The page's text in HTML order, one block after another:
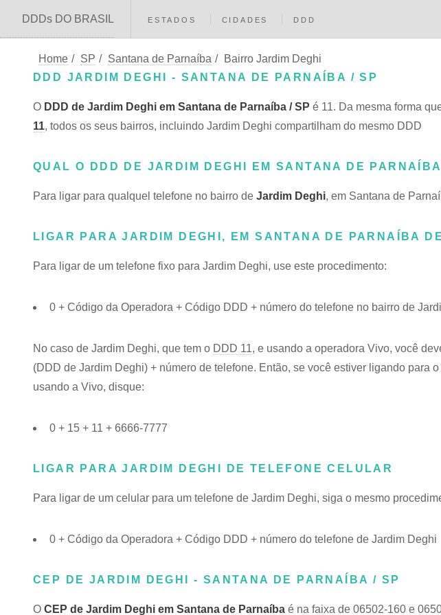
DDDs DO BRASIL ESTADOS CIDADES DDD
Home / SP / Santana de Parnaíba /
Bairro Jardim Deghi
DDD JARDIM DEGHI - SANTANA DE PARNAÍBA / SP
O DDD de Jardim Deghi em Santana de Parnaíba / SP é 11. Da mesma forma
11, todos os seus bairros, incluindo Jardim Deghi compartilham do mesmo DDD
QUAL O DDD DE JARDIM DEGHI EM SANTANA DE
Para ligar para qualquel telefone no bairro de Jardim Deghi, em Santana de
LIGAR PARA JARDIM DEGHI, EM SANTANA DE PARNAÍBA
Para ligar de um telefone fixo para Jardim Deghi, use este procedimento:
0 + Código da Operadora + Código DDD + número do telefone no bairro de
No caso de Jardim Deghi, que tem o DDD 11, e usando a operadora Vivo, você
(DDD de Jardim Deghi) + número de telefone. Então, se você estiver ligando para
usando a Vivo, disque:
0 + 15 + 11 + 6666-7777
LIGAR PARA JARDIM DEGHI DE TELEFONE CELULAR
Para ligar de um celular para um telefone de Jardim Deghi, siga o mesmo
0 + Código da Operadora + Código DDD + número do telefone de Jardim Deghi
CEP DE JARDIM DEGHI - SANTANA DE PARNAÍBA / SP
O CEP de Jardim Deghi em Santana de Parnaíba é na faixa de 06502-160 e